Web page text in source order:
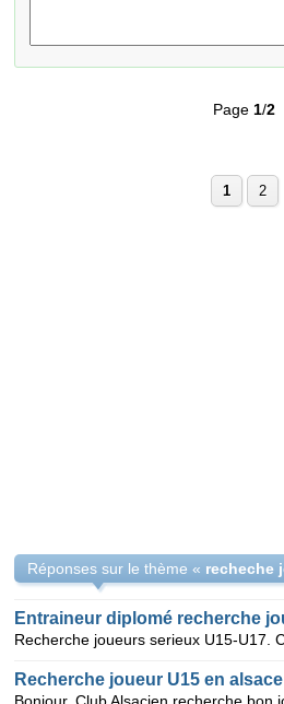
Page 1/2
1 2
Réponses sur le thème «
Recherche joueur U15 en alsace